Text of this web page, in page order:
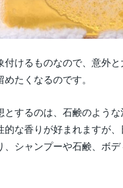
付けるものなので、意外
たくなるのです。
とするのは、石鹸のよう
的な香りが好まれますが
、シャンプーや石鹸、ボ